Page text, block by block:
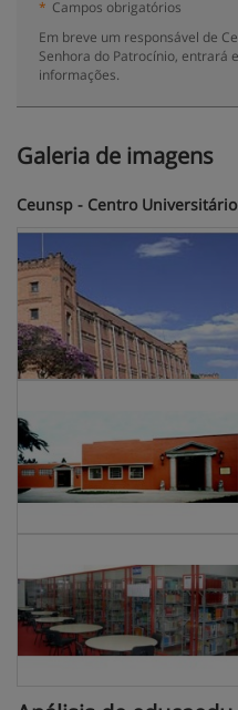
* Campos obrigatórios
Em breve um responsável de
Senhora do Patrocínio, entrará
informações.
Galeria de imagens
Ceunsp - Centro